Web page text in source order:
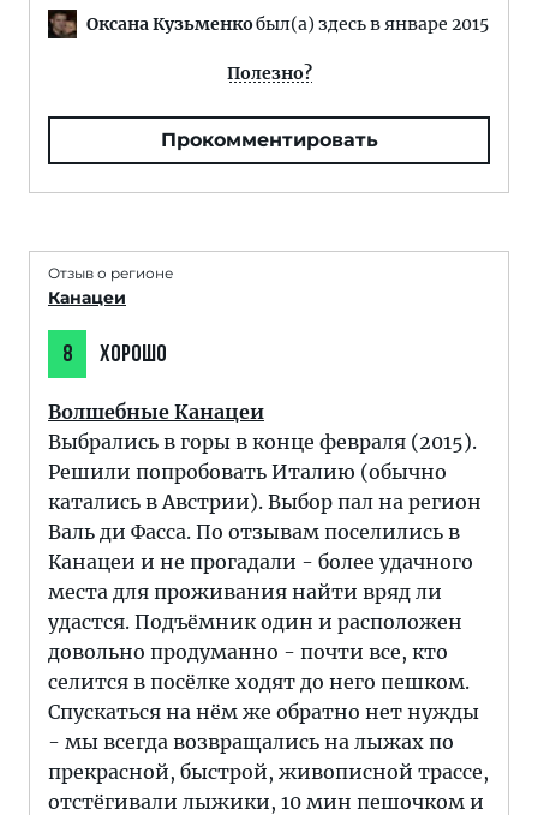
Оксана Кузьменкобыл(а) здесь в январе 2015
Полезно?
Прокомментировать
Отзыв о регионе
Канацеи
8 ХОРОШО
Волшебные Канацеи
Выбрались в горы в конце февраля (2015).
Решили попробовать Италию (обычно
катались в Австрии). Выбор пал на регион
Валь ди Фасса. По отзывам поселились в
Канацеи и не прогадали - более удачного
места для проживания найти вряд ли
удастся. Подъёмник один и расположен
довольно продуманно - почти все, кто
селится в посёлке ходят до него пешком.
Спускаться на нём же обратно нет нужды
- мы всегда возвращались на лыжах по
прекрасной, быстрой, живописной трассе,
отстёгивали лыжики, 10 мин пешочком и